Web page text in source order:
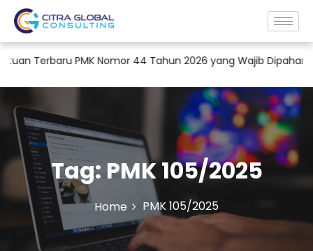
PMK Nomor 44 Tahun 2026 yang Wajib Dipahami
Tag: PMK 105/2025
Home PMK 105/2025